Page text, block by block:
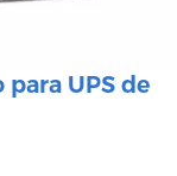
UPS de